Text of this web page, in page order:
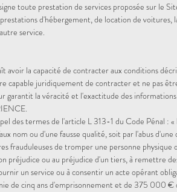
toute prestation de services proposée sur le
d'hébergement, de location de
service.
avoir la capacité de contracter aux conditions
capable juridiquement de contracter et ne pas
garantit la véracité et l'exactitude des informations
des termes de l'article L 313-1 du Code Pénal : «
nom ou d'une fausse qualité, soit par l'abus
frauduleuses de tromper une personne physique
préjudice ou au préjudice d'un tiers, à remettre
un service ou à consentir un acte opérant
de cinq ans d'emprisonnement et de 375 000 €